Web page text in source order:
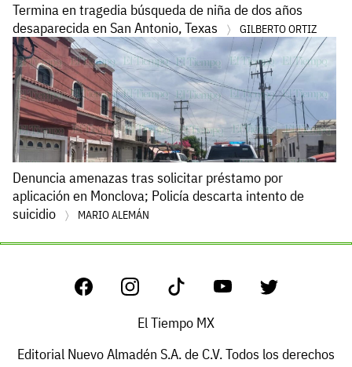
Termina en tragedia búsqueda de niña de dos años
desaparecida en San Antonio, Texas
GILBERTO ORTIZ
Denuncia amenazas tras solicitar préstamo por
aplicación en Monclova; Policía descarta intento de
suicidio
MARIO ALEMÁN
El Tiempo MX
Editorial Nuevo Almadén S.A. de C.V. Todos los derechos